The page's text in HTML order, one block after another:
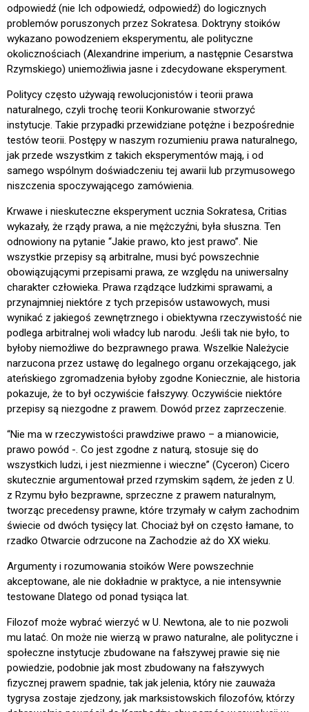
odpowiedź (nie Ich odpowiedź, odpowiedź) do logicznych
problemów poruszonych przez Sokratesa. Doktryny stoików
wykazano powodzeniem eksperymentu, ale polityczne
okolicznościach (Alexandrine imperium, a następnie Cesarstwa
Rzymskiego) uniemożliwia jasne i zdecydowane eksperyment.
Politycy często używają rewolucjonistów i teorii prawa
naturalnego, czyli trochę teorii Konkurowanie stworzyć
instytucje. Takie przypadki przewidziane potężne i bezpośrednie
testów teorii. Postępy w naszym rozumieniu prawa naturalnego,
jak przede wszystkim z takich eksperymentów mają, i od
samego wspólnym doświadczeniu tej awarii lub przymusowego
niszczenia spoczywającego zamówienia.
Krwawe i nieskuteczne eksperyment ucznia Sokratesa, Critias
wykazały, że rządy prawa, a nie mężczyźni, była słuszna. Ten
odnowiony na pytanie “Jakie prawo, kto jest prawo”. Nie
wszystkie przepisy są arbitralne, musi być powszechnie
obowiązującymi przepisami prawa, ze względu na uniwersalny
charakter człowieka. Prawa rządzące ludzkimi sprawami, a
przynajmniej niektóre z tych przepisów ustawowych, musi
wynikać z jakiegoś zewnętrznego i obiektywna rzeczywistość nie
podlega arbitralnej woli władcy lub narodu. Jeśli tak nie było, to
byłoby niemożliwe do bezprawnego prawa. Wszelkie Należycie
narzucona przez ustawę do legalnego organu orzekającego, jak
ateńskiego zgromadzenia byłoby zgodne Koniecznie, ale historia
pokazuje, że to był oczywiście fałszywy. Oczywiście niektóre
przepisy są niezgodne z prawem. Dowód przez zaprzeczenie.
“Nie ma w rzeczywistości prawdziwe prawo – a mianowicie,
prawo powód -. Co jest zgodne z naturą, stosuje się do
wszystkich ludzi, i jest niezmienne i wieczne” (Cyceron) Cicero
skutecznie argumentował przed rzymskim sądem, że jeden z U.
z Rzymu było bezprawne, sprzeczne z prawem naturalnym,
tworząc precedensy prawne, które trzymały w całym zachodnim
świecie od dwóch tysięcy lat. Chociaż był on często łamane, to
rzadko Otwarcie odrzucone na Zachodzie aż do XX wieku.
Argumenty i rozumowania stoików Were powszechnie
akceptowane, ale nie dokładnie w praktyce, a nie intensywnie
testowane Dlatego od ponad tysiąca lat.
Filozof może wybrać wierzyć w U. Newtona, ale to nie pozwoli
mu latać. On może nie wierzą w prawo naturalne, ale polityczne i
społeczne instytucje zbudowane na fałszywej prawie się nie
powiedzie, podobnie jak most zbudowany na fałszywych
fizycznej prawem spadnie, tak jak jelenia, który nie zauważa
tygrysa zostaje zjedzony, jak marksistowskich filozofów, którzy